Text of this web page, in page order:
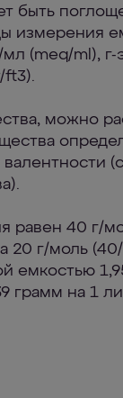
быть
измерения
(meq/ml), г-
ft3).
можно
равен 40 г/
20 г/моль
емкостью
грамм на 1